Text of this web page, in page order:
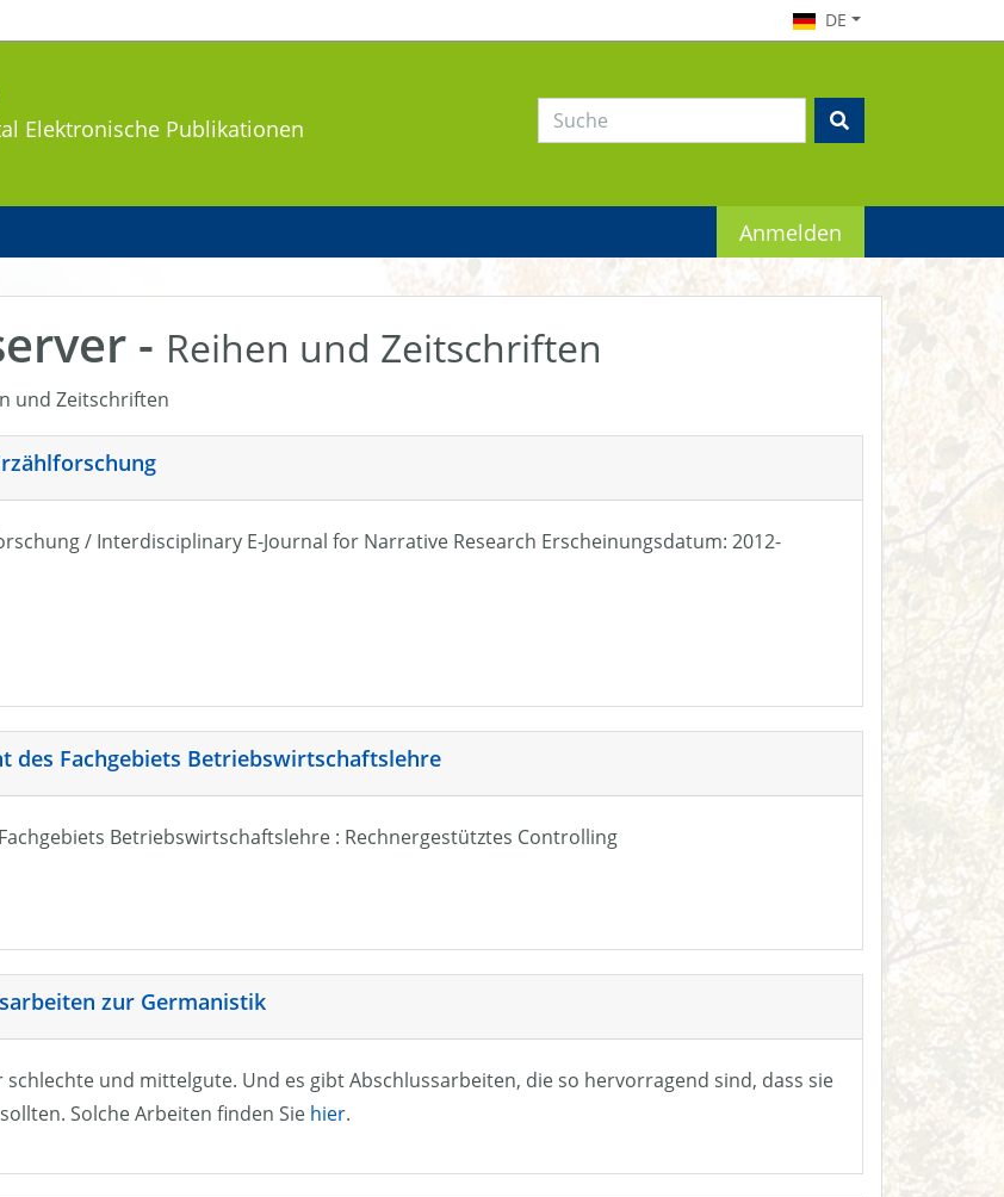
DE
Elektronische Publikationen
Anmelden
- Reihen und Zeitschriften
und Zeitschriften
/ Interdisciplinary E-Journal for Narrative Research Erscheinungsdatum: 2012-
Fachgebiets Betriebswirtschaftslehre
Betriebswirtschaftslehre : Rechnergestütztes Controlling
zur Germanistik
und mittelgute. Und es gibt Abschlussarbeiten, die so hervorragend sind, dass sie
Solche Arbeiten finden Sie hier.